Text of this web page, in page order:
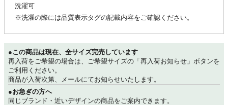
洗濯可
※洗濯の際には品質表示タグの記載内容をご確認ください。
●この商品は現在、全サイズ完売しています
再入荷をご希望の場合は、ご希望サイズの「再入荷お知らせ」ボタンを
ご利用ください。
商品が入荷次第、メールにてお知らせいたします。
●お急ぎの方へ
同じブランド・近いデザインの商品をご案内できます。